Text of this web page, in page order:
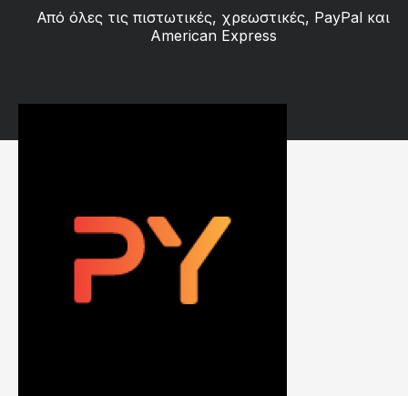
Από όλες τις πιστωτικές, χρεωστικές, PayPal και
American Express